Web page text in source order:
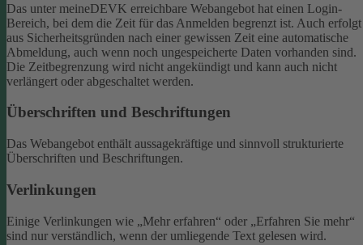
Das unter meineDEVK erreichbare Webangebot hat einen Login-
Bereich, bei dem die Zeit für das Anmelden begrenzt ist. Auch erfolgt
aus Sicherheitsgründen nach einer gewissen Zeit eine automatische
Abmeldung, auch wenn noch ungespeicherte Daten vorhanden sind.
Die Zeitbegrenzung wird nicht angekündigt und kann auch nicht
verlängert oder abgeschaltet werden.
Überschriften und Beschriftungen
Das Webangebot enthält aussagekräftige und sinnvoll strukturierte
Überschriften und Beschriftungen.
Verlinkungen
Einige Verlinkungen wie „Mehr erfahren“ oder „Erfahren Sie mehr“
sind nur verständlich, wenn der umliegende Text gelesen wird.